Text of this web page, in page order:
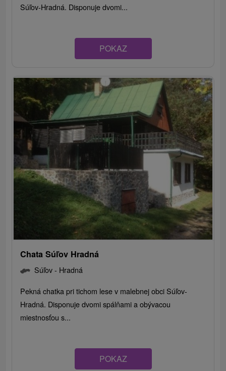
Súľov-Hradná. Disponuje dvomi...
POKAZ
Chata Súľov Hradná
Súľov - Hradná
Pekná chatka pri tichom lese v malebnej obci Súľov-
Hradná. Disponuje dvomi spálňami a obývacou
miestnosťou s...
POKAZ